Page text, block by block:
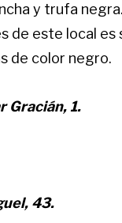
y trufa negra.
de este local es
de color negro.
Gracián, 1.
43.